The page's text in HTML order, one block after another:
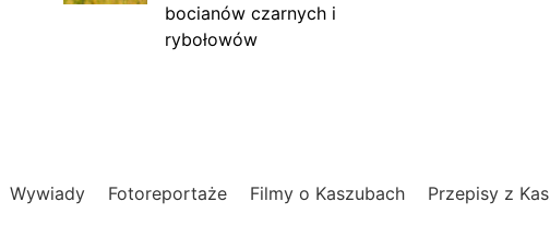
bocianów czarnych i
rybołowów
Wywiady Fotoreportaże Filmy o Kaszubach Przepisy z